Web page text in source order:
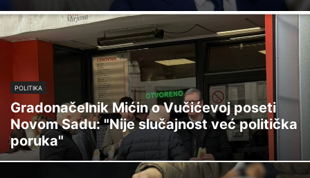
POLITIKA
Gradonačelnik Mićin o Vučićevoj poseti
Novom Sadu: "Nije slučajnost već politička
poruka"